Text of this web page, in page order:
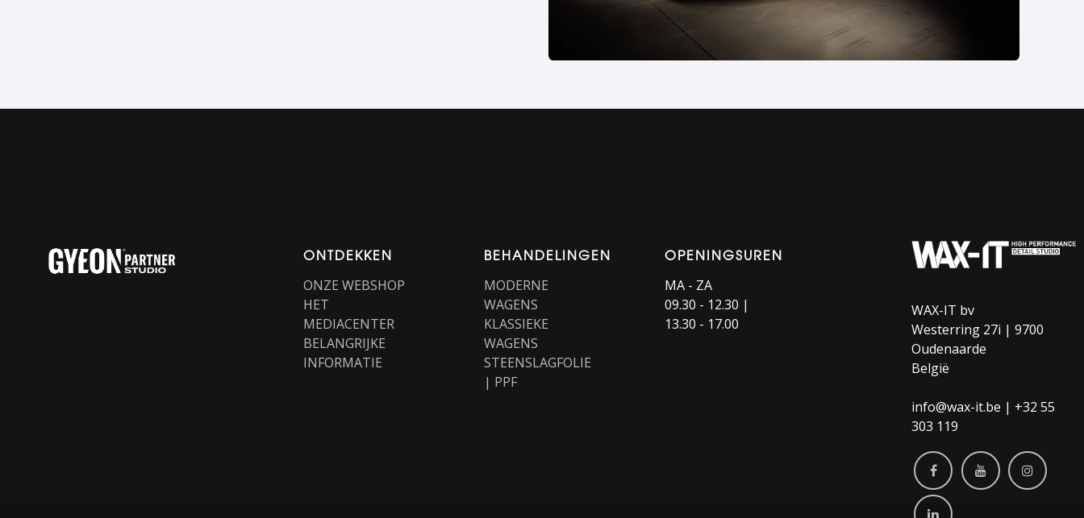
WAX-IT bv
Westerring 27i | 9700
Oudenaarde
België
info@wax-it.be | +32 55
303 119
OPENINGSUREN
MA - ZA
09.30 - 12.30 |
13.30 - 17.00
BEHANDELINGEN
MODERNE
WAGENS
KLASSIEKE
WAGENS
STEENSLAGFOLIE
| PPF
ONTDEKKEN
ONZE WEBSHOP
HET
MEDIACENTER
BELANGRIJKE
INFORMATIE